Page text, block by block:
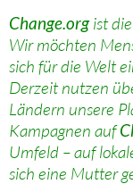
Change.orgist
Wir möchten
sich für die Welt
Derzeit nutzen
Ländern unsere
Kampagnen auf
Umfeld – auf
sich eine Mutter